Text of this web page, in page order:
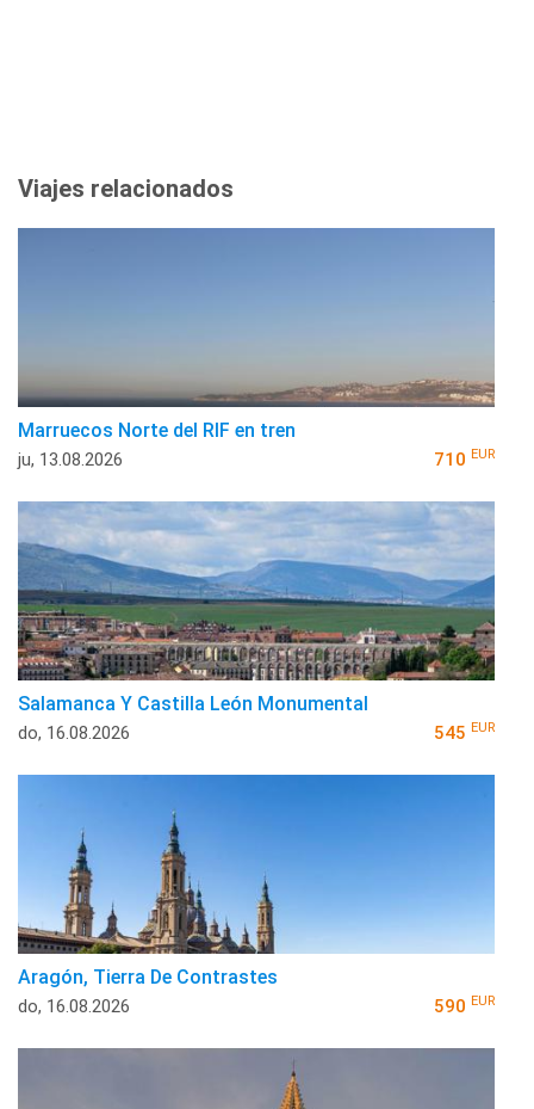
Viajes relacionados
Marruecos Norte del RIF en tren
ju, 13.08.2026 710 EUR
Salamanca Y Castilla León Monumental
do, 16.08.2026 545 EUR
Aragón, Tierra De Contrastes
do, 16.08.2026 590 EUR